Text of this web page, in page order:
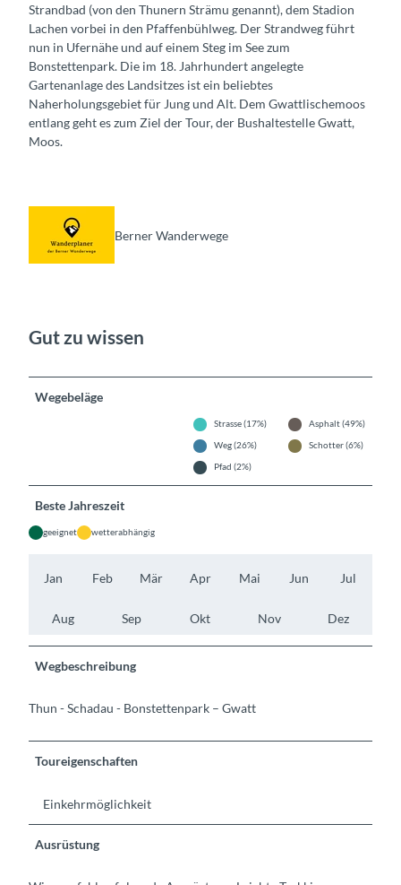
Strandbad (von den Thunern Strämu genannt), dem Stadion
Lachen vorbei in den Pfaffenbühlweg. Der Strandweg führt
nun in Ufernähe und auf einem Steg im See zum
Bonstettenpark. Die im 18. Jahrhundert angelegte
Gartenanlage des Landsitzes ist ein beliebtes
Naherholungsgebiet für Jung und Alt. Dem Gwattlischemoos
entlang geht es zum Ziel der Tour, der Bushaltestelle Gwatt,
Moos.
Berner Wanderwege
Gut zu wissen
Wegebeläge
Strasse (17%)
Asphalt (49%)
Weg (26%)
Schotter (6%)
Pfad (2%)
Beste Jahreszeit
geeignet wetterabhängig
Jan Feb Mär Apr Mai Jun Jul
Aug Sep Okt Nov Dez
Wegbeschreibung
Thun - Schadau - Bonstettenpark – Gwatt
Toureigenschaften
Einkehrmöglichkeit
Ausrüstung